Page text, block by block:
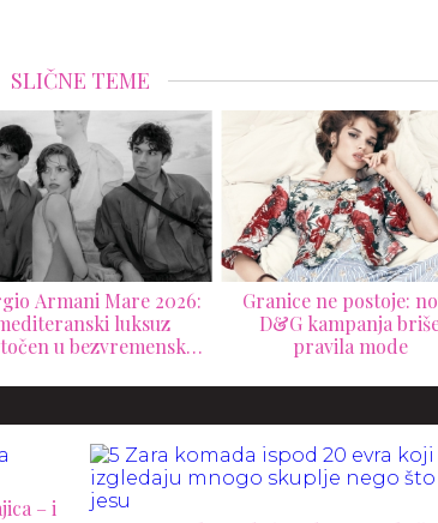
SLIČNE TEME
ne postoje: nova
kampanja briše
pravila mode
Versace slavi
nasleđe kroz
La Vacanza 2026
– i